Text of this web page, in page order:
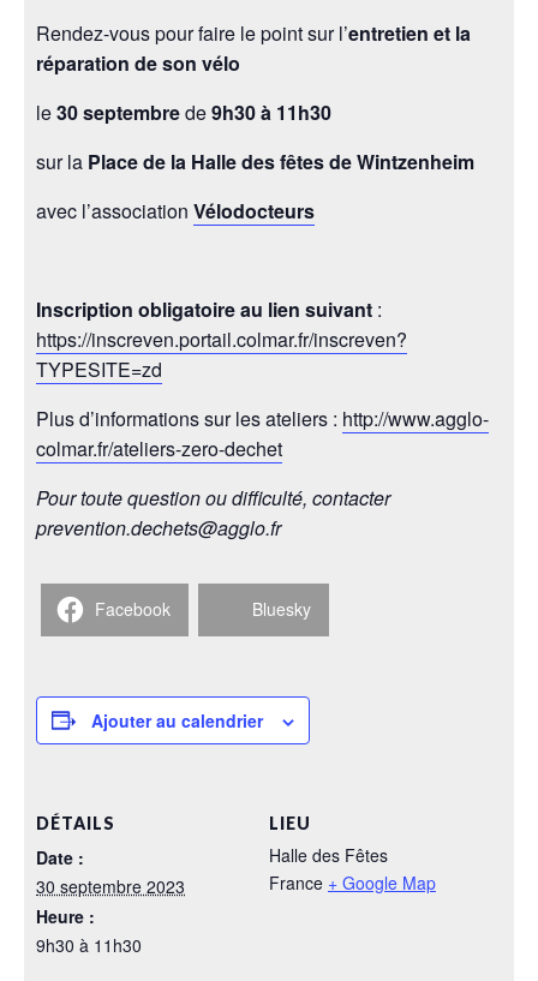
Rendez-vous pour faire le point sur l’entretien et la
réparation de son vélo
le30 septembrede9h30 à 11h30
sur la Place de la Halle des fêtes de Wintzenheim
avec l’association Vélodocteurs
Inscription obligatoire au lien suivant :
https://inscreven.portail.colmar.fr/inscreven?
TYPESITE=zd
Plus d’informations sur les ateliers : http://www.agglo-
colmar.fr/ateliers-zero-dechet
Pour toute question ou difficulté, contacter
prevention.dechets@agglo.fr
Facebook Bluesky
Ajouter au calendrier
DÉTAILS
Date :
30 septembre 2023
Heure :
9h30 à 11h30
LIEU
Halle des Fêtes
France + Google Map